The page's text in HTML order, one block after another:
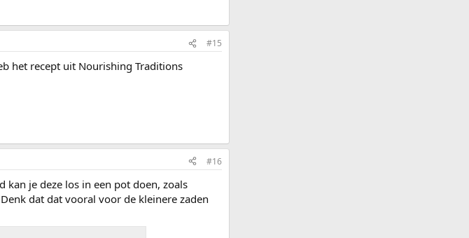
#15
het recept uit Nourishing Traditions
#16
kan je deze los in een pot doen, zoals
dat dat vooral voor de kleinere zaden